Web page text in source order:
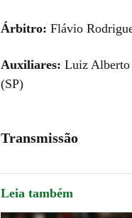
Árbitro: Flávio
Auxiliares: Luiz Alberto
(SP)
Transmissão
Leia também